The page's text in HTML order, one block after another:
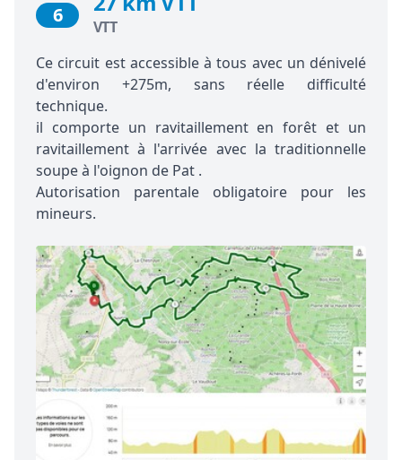
6
VTT
Ce circuit est accessible à tous avec un dénivelé
d'environ +275m, sans réelle difficulté
technique.
il comporte un ravitaillement en forêt et un
ravitaillement à l'arrivée avec la traditionnelle
soupe à l'oignon de Pat .
Autorisation parentale obligatoire pour les
mineurs.